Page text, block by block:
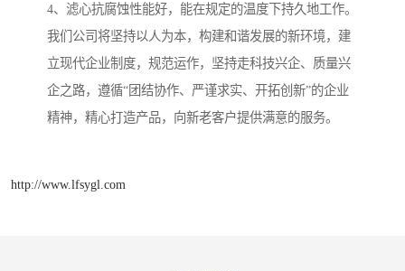
4、滤心抗腐蚀性能好，能在规定的温度下持久地工作。
我们公司将坚持以人为本，构建和谐发展的新环境，建
立现代企业制度，规范运作，坚持走科技兴企、质量兴
企之路，遵循“团结协作、严谨求实、开拓创新”的企业
精神，精心打造产品，向新老客户提供满意的服务。
http://www.lfsygl.com